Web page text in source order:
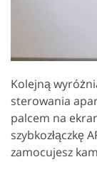
Kolejną
sterowania
palcem na
szybkozłączkę
zamocujesz